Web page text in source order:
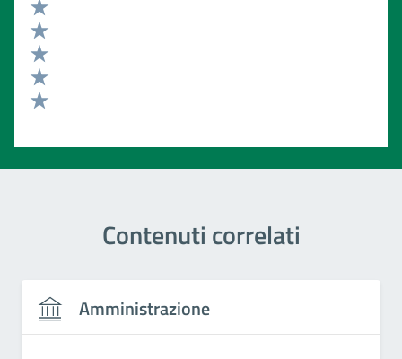
Valuta 5 stelle su 5
Valuta 4 stelle su 5
Valuta 3 stelle su 5
Valuta 2 stelle su 5
Contenuti correlati
Amministrazione